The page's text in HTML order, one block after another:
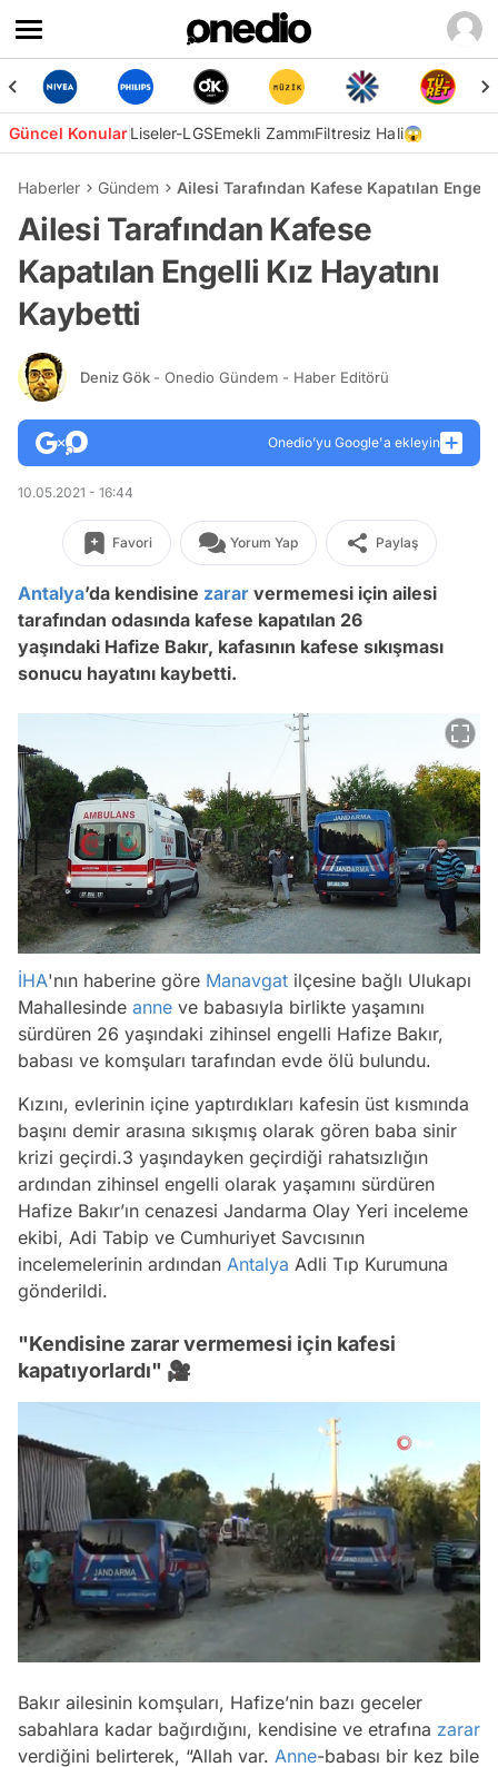
Güncel KonularLiseler-LGSEmekli ZammıFiltresiz Hali😱
Haberler Gündem Ailesi Tarafından Kafese Kapatılan Engelli
Ailesi Tarafından Kafese
Kapatılan Engelli Kız Hayatını
Kaybetti
Deniz Gök - Onedio Gündem - Haber Editörü
Onedio’yu Google'a ekleyin
10.05.2021 - 16:44
Favori Yorum Yap Paylaş
Antalya’da kendisine zarar vermemesi için ailesi
tarafından odasında kafese kapatılan 26
yaşındaki Hafize Bakır, kafasının kafese sıkışması
sonucu hayatını kaybetti.
İHA'nın haberine göre Manavgat ilçesine bağlı Ulukapı
Mahallesinde anne ve babasıyla birlikte yaşamını
sürdüren 26 yaşındaki zihinsel engelli Hafize Bakır,
babası ve komşuları tarafından evde ölü bulundu.
Kızını, evlerinin içine yaptırdıkları kafesin üst kısmında
başını demir arasına sıkışmış olarak gören baba sinir
krizi geçirdi.3 yaşındayken geçirdiği rahatsızlığın
ardından zihinsel engelli olarak yaşamını sürdüren
Hafize Bakır’ın cenazesi Jandarma Olay Yeri inceleme
ekibi, Adi Tabip ve Cumhuriyet Savcısının
incelemelerinin ardından Antalya Adli Tıp Kurumuna
gönderildi.
"Kendisine zarar vermemesi için kafesi
kapatıyorlardı" 🎥
Bakır ailesinin komşuları, Hafize’nin bazı geceler
sabahlara kadar bağırdığını, kendisine ve etrafına zarar
verdiğini belirterek, “Allah var. Anne-babası bir kez bile